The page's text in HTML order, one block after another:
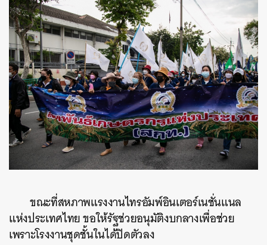
ขณะที่สหภาพแรงงานไทรอัมพ์อินเตอร์เนชั่นแนล
แห่งประเทศไทย ขอให้รัฐช่วยอนุมัติงบกลางเพื่อช่วย
เพราะโรงงานชุดชั้นในได้ปิดตัวลง